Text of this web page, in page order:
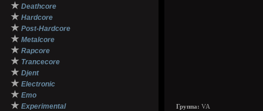
★ Deathcore
★ Hardcore
★ Post-Hardcore
★ Metalcore
★ Rapcore
★ Trancecore
★ Djent
★ Electronic
★ Emo
★ Experimental Группа: VA